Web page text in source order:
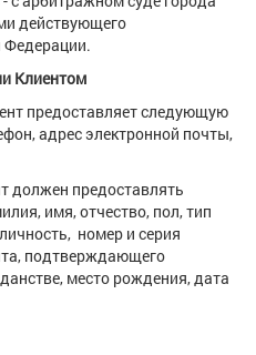
действующего
Федерации.
Клиентом
предоставляет следующую
адрес электронной почты,
должен предоставлять
имя, отчество, пол, тип
номер и серия
подтверждающего
место рождения, дата